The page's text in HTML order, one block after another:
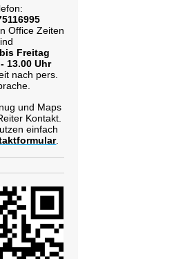
Office Zeiten
Freitag
13.00 Uhr
nach pers.
und Maps
Kontakt.
einfach
.